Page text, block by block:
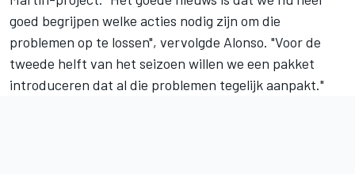
goed begrijpen welke acties nodig zijn om die
problemen op te lossen", vervolgde Alonso. "Voor de
tweede helft van het seizoen willen we een pakket
introduceren dat al die problemen tegelijk aanpakt."